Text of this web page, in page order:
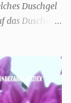
Duschgel
das Duschgel
lasst
TYP
gehört